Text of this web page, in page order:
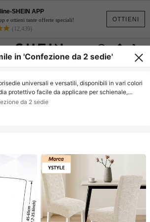
OTTIENI
SHEIN APP
e ottieni tante offerte speciali!
(12,439)
in 'Confezione da 2 sedie'
universali e versatili, disponibili in vari colori
protettivo facile da applicare per schienale,
da 2 sedie